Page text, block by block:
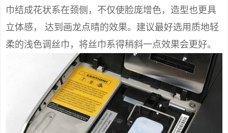
巾结成花状系在颈侧，不仅使脸庞增色，造型也更具
立体感， 达到画龙点晴的效果。建议最好选用质地轻
柔的浅色调丝巾，将丝巾系得稍斜一点效果会更好。